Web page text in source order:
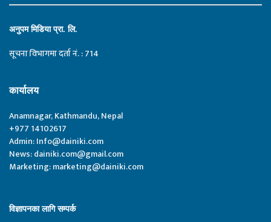
अनुपम मिडिया प्रा. लि.
सूचना विभागमा दर्ता नं. : 714
कार्यालय
Anamnagar, Kathmandu, Nepal
+977 14102617
Admin:Info@dainiki.com
News:dainiki.com@gmail.com
Marketing:marketing@dainiki.com
विज्ञापनका लागि सम्पर्क